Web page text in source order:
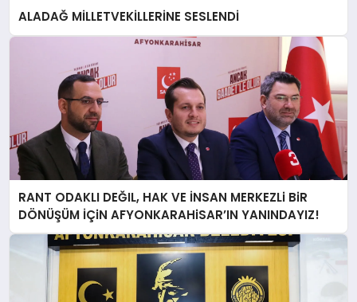
ALADAĞ MİLLETVEKİLLERİNE SESLENDİ
RANT ODAKLI DEĞIL, HAK VE İNSAN MERKEZLi BiR
DÖNÜŞÜM İÇiN AFYONKARAHiSAR’IN YANINDAYIZ!